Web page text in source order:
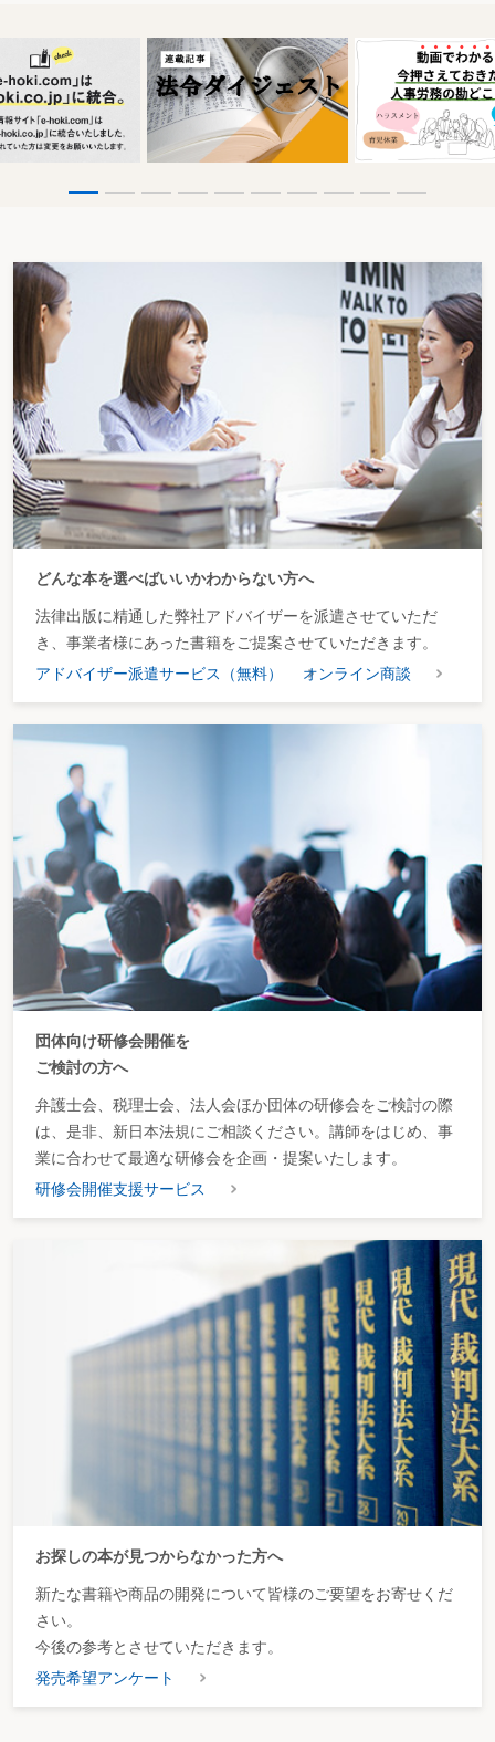
どんな本を選べばいいかわからない方へ
法律出版に精通した弊社アドバイザーを派遣させていただ
き、事業者様にあった書籍をご提案させていただきます。
アドバイザー派遣サービス（無料）
オンライン商談
団体向け研修会開催を
ご検討の方へ
弁護士会、税理士会、法人会ほか団体の研修会をご検討の際
は、是非、新日本法規にご相談ください。講師をはじめ、事
業に合わせて最適な研修会を企画・提案いたします。
研修会開催支援サービス
お探しの本が見つからなかった方へ
新たな書籍や商品の開発について皆様のご要望をお寄せくだ
さい。
今後の参考とさせていただきます。
発売希望アンケート